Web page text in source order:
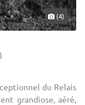
(4)
du Relais
grandiose, aéré,